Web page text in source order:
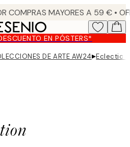
EN PÓSTERS*
DE ARTE AW24▸Eclectic